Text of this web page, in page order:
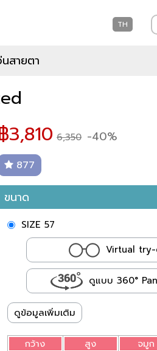
TH
สายตา
3,810 6,350 -40%
877
ขนาด
SIZE 57
Virtual
ดูแบบ 360°
ดูข้อมูลเพิ่มเติม
กว้าง สูง จมูก